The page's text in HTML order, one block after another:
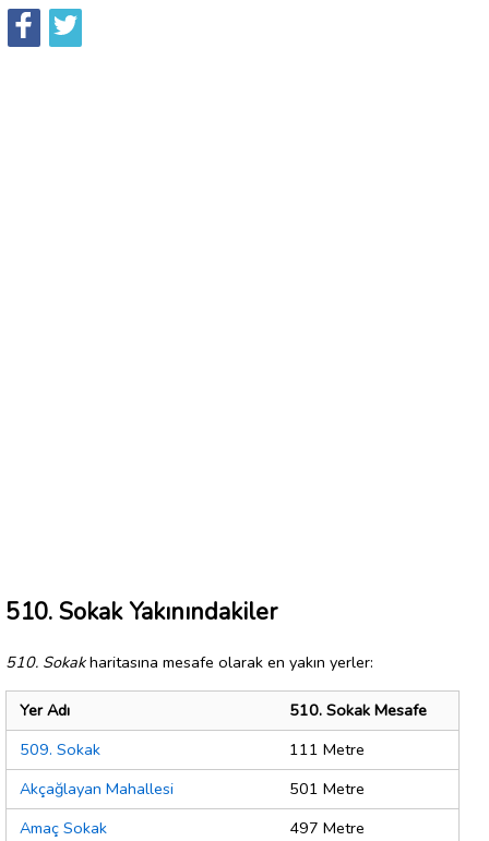
510. Sokak Yakınındakiler
510. Sokakharitasına mesafe olarak en yakın yerler:
Yer Adı
510. Sokak Mesafe
509. Sokak
111 Metre
Akçağlayan Mahallesi
501 Metre
Amaç Sokak
497 Metre